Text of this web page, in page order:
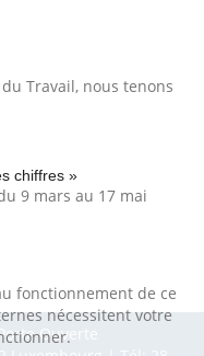
Travail, nous tenons
chiffres »
9 mars au 17 mai
Ouverte
fonctionnement de ce
nécessitent votre